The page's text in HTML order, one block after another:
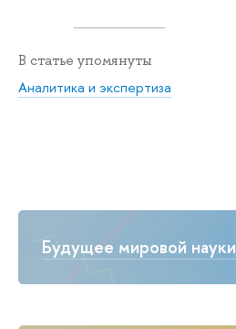
Будущее мировой науки
В статье упомянуты
Аналитика и экспертиза